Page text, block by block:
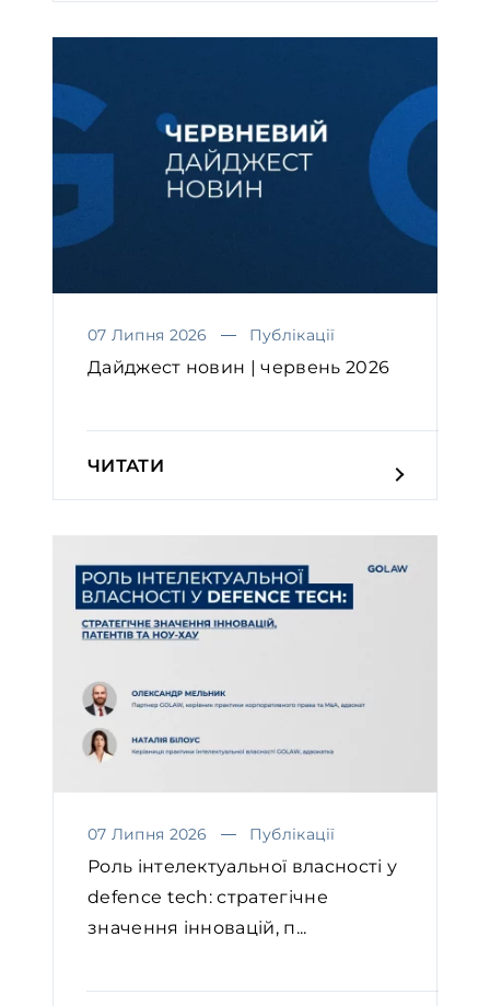
07 Липня 2026 Публікації
Дайджест новин | червень 2026
ЧИТАТИ
07 Липня 2026 Публікації
Роль інтелектуальної власності у
defence tech: стратегічне
значення інновацій, п...